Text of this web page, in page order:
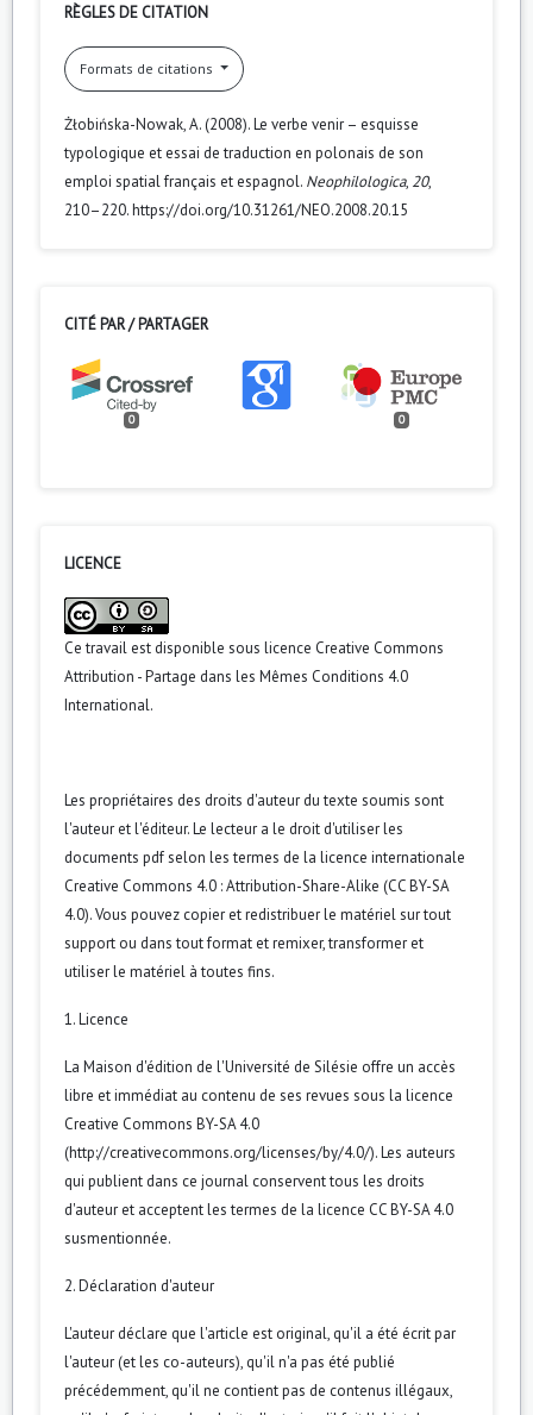
RÈGLES DE CITATION
Formats de citations
Żłobińska-Nowak, A. (2008). Le verbe venir – esquisse
typologique et essai de traduction en polonais de son
emploi spatial français et espagnol. Neophilologica, 20,
210–220. https://doi.org/10.31261/NEO.2008.20.15
CITÉ PAR / PARTAGER
0 0
LICENCE
Ce travail est disponible sous licence Creative Commons
Attribution - Partage dans les Mêmes Conditions 4.0
International.
Les propriétaires des droits d'auteur du texte soumis sont
l'auteur et l'éditeur. Le lecteur a le droit d'utiliser les
documents pdf selon les termes de la licence internationale
Creative Commons 4.0 : Attribution-Share-Alike (CC BY-SA
4.0). Vous pouvez copier et redistribuer le matériel sur tout
support ou dans tout format et remixer, transformer et
utiliser le matériel à toutes fins.
1. Licence
La Maison d'édition de l'Université de Silésie offre un accès
libre et immédiat au contenu de ses revues sous la licence
Creative Commons BY-SA 4.0
(http://creativecommons.org/licenses/by/4.0/). Les auteurs
qui publient dans ce journal conservent tous les droits
d'auteur et acceptent les termes de la licence CC BY-SA 4.0
susmentionnée.
2. Déclaration d'auteur
L'auteur déclare que l'article est original, qu'il a été écrit par
l'auteur (et les co-auteurs), qu'il n'a pas été publié
précédemment, qu'il ne contient pas de contenus illégaux,